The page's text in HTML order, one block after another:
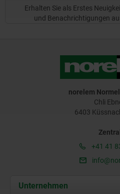
Erhalten Sie als Erstes
und Benachrichtigungen
norelem
Chli
6403
+41 41
Unternehmen